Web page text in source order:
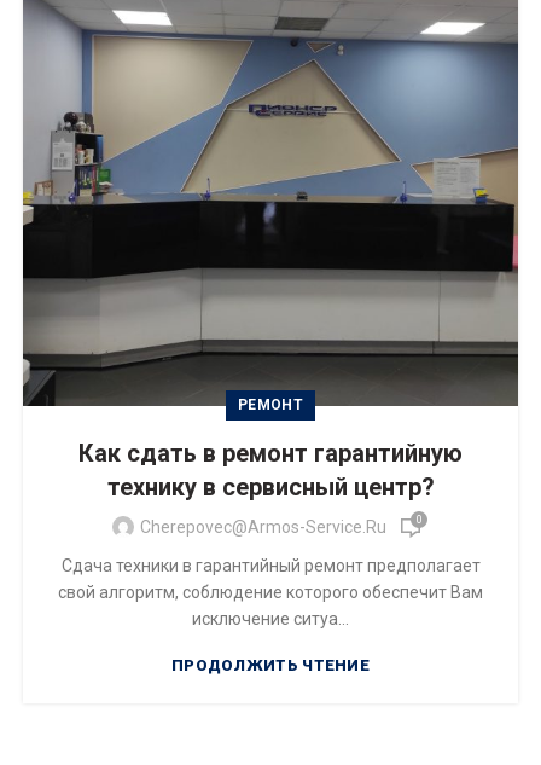
РЕМОНТ
Как сдать в ремонт гарантийную
технику в сервисный центр?
Cherepovec@armos-Service.ru 0
Сдача техники в гарантийный ремонт предполагает
свой алгоритм, соблюдение которого обеспечит Вам
исключение ситуа...
ПРОДОЛЖИТЬ ЧТЕНИЕ